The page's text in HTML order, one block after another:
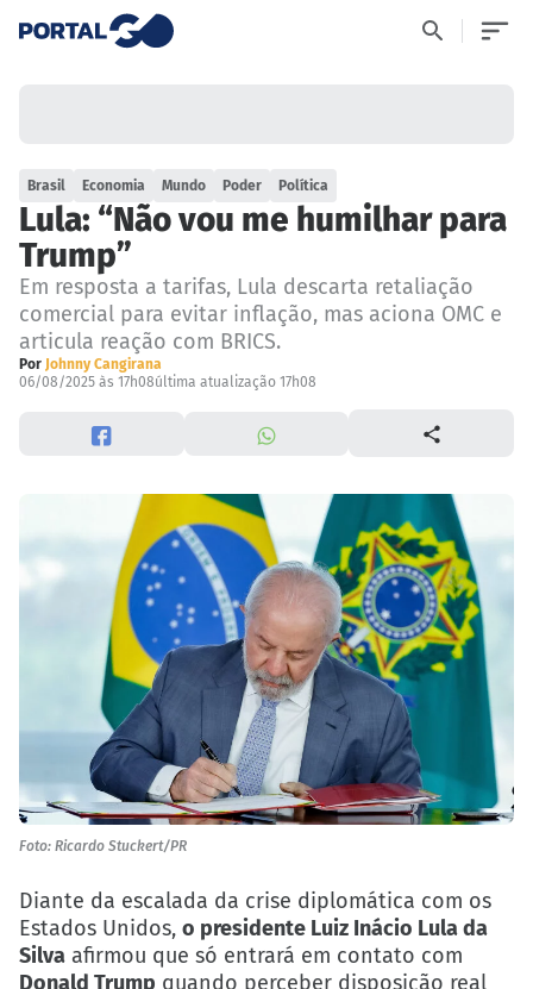
Brasil Economia Mundo Poder Política
Lula: “Não vou me humilhar para
Trump”
Em resposta a tarifas, Lula descarta retaliação
comercial para evitar inflação, mas aciona OMC e
articula reação com BRICS.
Por Johnny Cangirana
06/08/2025 às 17h08última atualização 17h08
Foto: Ricardo Stuckert/PR
Diante da escalada da crise diplomática com os
Estados Unidos, o presidente Luiz Inácio Lula da
Silva afirmou que só entrará em contato com
Donald Trump quando perceber disposição real